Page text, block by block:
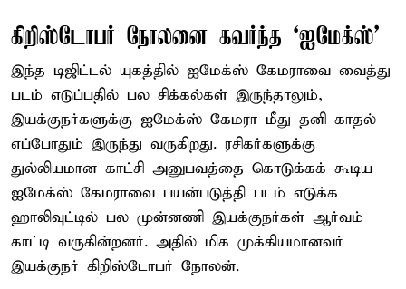
கிறிஸ்டோபர் நோலனை கவர்ந்த ‘ஐமேக்ஸ்’
இந்த டிஜிட்டல் யுகத்தில் ஐமேக்ஸ் கேமராவை வைத்து
படம் எடுப்பதில் பல சிக்கல்கள் இருந்தாலும்,
இயக்குநர்களுக்கு ஐமேக்ஸ் கேமரா மீது தனி காதல்
எப்போதும் இருந்து வருகிறது. ரசிகர்களுக்கு
துல்லியமான காட்சி அனுபவத்தை கொடுக்கக் கூடிய
ஐமேக்ஸ் கேமராவை பயன்படுத்தி படம் எடுக்க
ஹாலிவுட்டில் பல முன்னணி இயக்குநர்கள் ஆர்வம்
காட்டி வருகின்றனர். அதில் மிக முக்கியமானவர்
இயக்குநர் கிறிஸ்டோபர் நோலன்.